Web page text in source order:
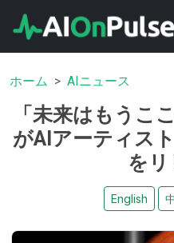
ホーム AIニュース
「未来はもうこ
がAIアーティス
をリ
English